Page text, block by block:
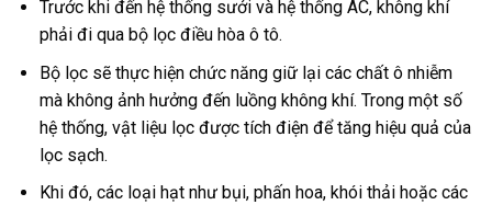
Trước khi đến hệ thống sưởi và hệ thống AC, không khí
phải đi qua bộ lọc điều hòa ô tô.
Bộ lọc sẽ thực hiện chức năng giữ lại các chất ô nhiễm
mà không ảnh hưởng đến luồng không khí. Trong một số
hệ thống, vật liệu lọc được tích điện để tăng hiệu quả của
lọc sạch.
Khi đó, các loại hạt như bụi, phấn hoa, khói thải hoặc các